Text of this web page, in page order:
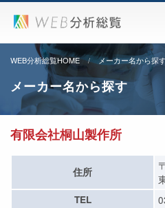
WEB分析総覧HOME メーカー名から探
メーカー名から探す
有限会社桐山製作所
住所
TEL